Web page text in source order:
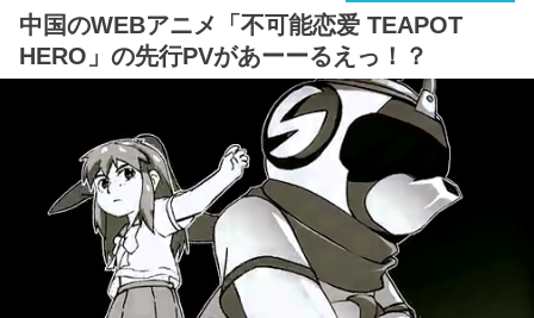
中国のWEBアニメ「不可能恋爱 TEAPOT
HERO」の先行PVがあーーるえっ！？